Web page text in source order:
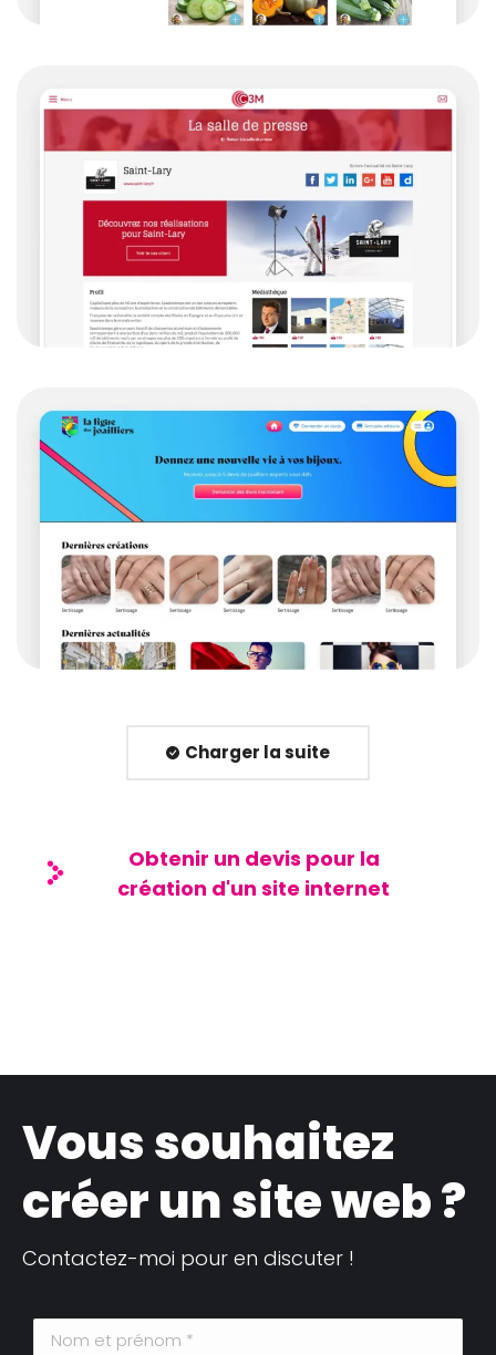
Charger la suite
Obtenir un devis pour la
création d'un site internet
Vous souhaitez
créer un site web ?
Contactez-moi pour en discuter !